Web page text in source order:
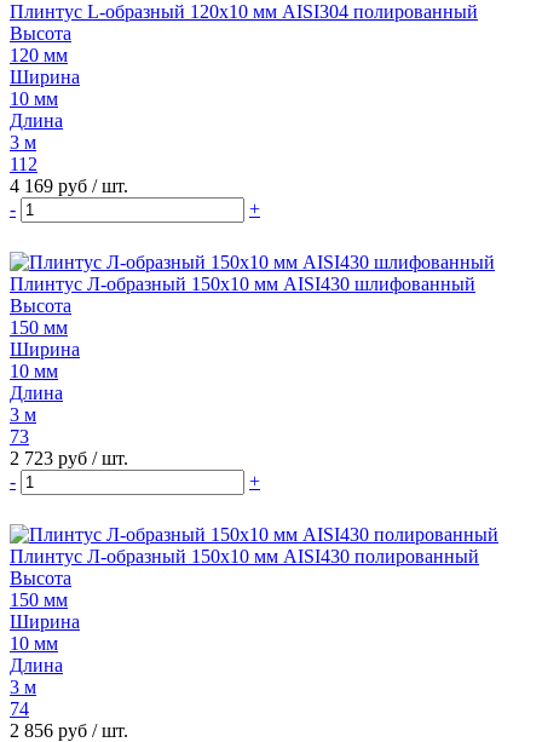
Плинтус L-образный 120х10 мм AISI304 полированный
Высота
120 мм
Ширина
10 мм
Длина
3 м
112
4 169 руб / шт.
-
+
Плинтус Л-образный 150х10 мм AISI430 шлифованный
Высота
150 мм
Ширина
10 мм
Длина
3 м
73
2 723 руб / шт.
-
+
Плинтус Л-образный 150х10 мм AISI430 полированный
Высота
150 мм
Ширина
10 мм
Длина
3 м
74
2 856 руб / шт.